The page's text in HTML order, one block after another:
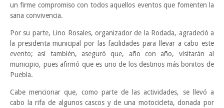
un firme compromiso con todos aquellos eventos que fomenten la
sana convivencia.
Por su parte, Lino Rosales, organizador de la Rodada, agradeció a
la presidenta municipal por las facilidades para llevar a cabo este
evento; así también, aseguró que, año con año, visitarán al
municipio, pues afirmó que es uno de los destinos más bonitos de
Puebla.
Cabe mencionar que, como parte de las actividades, se llevó a
cabo la rifa de algunos cascos y de una motocicleta, donada por